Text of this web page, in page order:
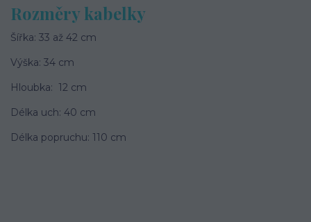
Rozměry kabelky
Šířka: 33 až 42 cm
Výška: 34 cm
Hloubka: 12 cm
Délka uch: 40 cm
Délka popruchu: 110 cm